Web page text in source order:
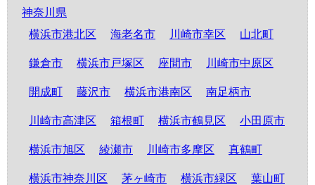
神奈川県
横浜市港北区
海老名市 川崎市幸区 山北町
鎌倉市 横浜市戸塚区 座間市 川崎市中原区
開成町 藤沢市 横浜市港南区 南足柄市
川崎市高津区 箱根町 横浜市鶴見区 小田原市
横浜市旭区 綾瀬市 川崎市多摩区 真鶴町
横浜市神奈川区 茅ヶ崎市 横浜市緑区 葉山町